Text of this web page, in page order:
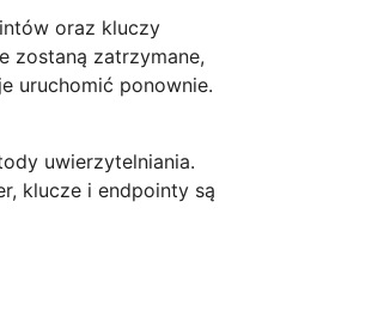
oraz kluczy
zostaną zatrzymane,
uruchomić ponownie.
uwierzytelniania.
klucze i endpointy są